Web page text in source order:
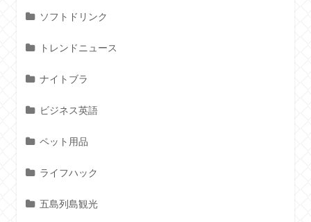
ソフトドリンク
トレンドニュース
ナイトブラ
ビジネス英語
ペット用品
ライフハック
五島列島観光